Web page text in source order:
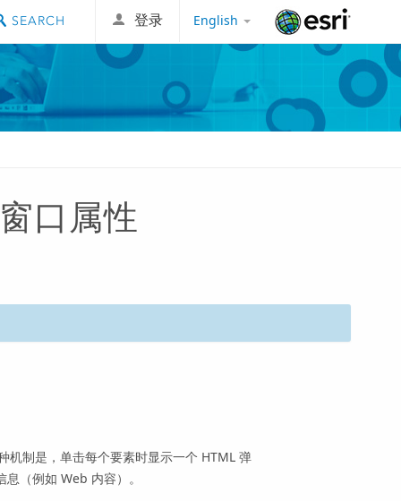
English
登录
口属性
机制是，单击每个要素时显示一个 HTML 弹
（例如 Web 内容）。